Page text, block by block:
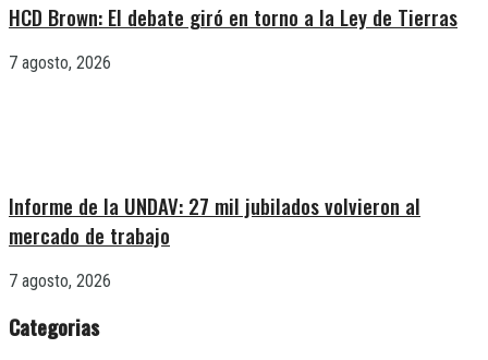
HCD Brown: El debate giró en torno a la Ley de Tierras
7 agosto, 2026
Informe de la UNDAV: 27 mil jubilados volvieron al
mercado de trabajo
7 agosto, 2026
Categorias